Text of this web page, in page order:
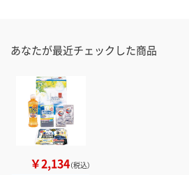
あなたが最近チェックした商品
￥2,134（税込）